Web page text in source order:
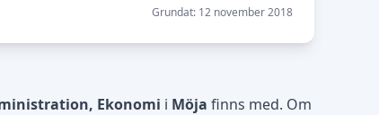
Grundat: 12 november 2018
Ekonomi i Möja finns med. Om